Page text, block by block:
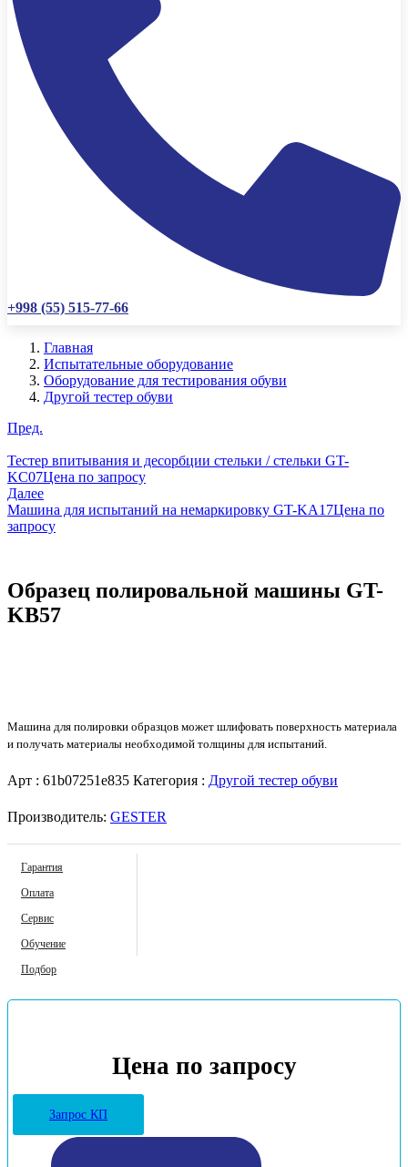
+998 (55) 515-77-66
Главная
Испытательные оборудование
Оборудование для тестирования обуви
Другой тестер обуви
Пред.
Тестер впитывания и десорбции стельки / стельки GT-
KC07Цена по запросу
Далее
Машина для испытаний на немаркировку GT-KA17Цена по
запросу
Образец полировальной машины GT-
KB57
Машина для полировки образцов может шлифовать поверхность материала
и получать материалы необходимой толщины для испытаний.
Арт : 61b07251e835 Категория : Другой тестер обуви
Производитель: GESTER
Гарантия
Оплата
Сервис
Обучение
Подбор
Цена по запросу
Запрос КП